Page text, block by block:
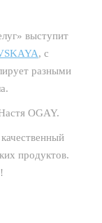
выступит
, c
разными
OGAY.
продуктов.